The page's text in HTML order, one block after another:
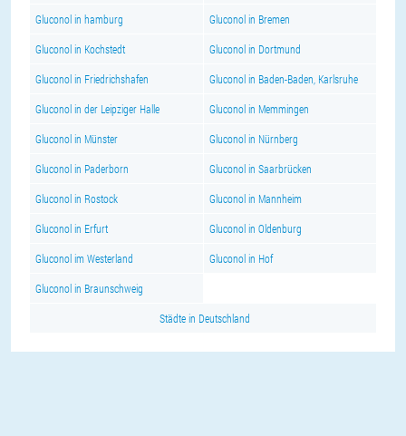
Gluconol in hamburg Gluconol in Bremen
Gluconol in Kochstedt Gluconol in Dortmund
Gluconol in Friedrichshafen Gluconol in Baden-Baden, Karlsruhe
Gluconol in der Leipziger Halle Gluconol in Memmingen
Gluconol in Münster Gluconol in Nürnberg
Gluconol in Paderborn Gluconol in Saarbrücken
Gluconol in Rostock Gluconol in Mannheim
Gluconol in Erfurt Gluconol in Oldenburg
Gluconol im Westerland Gluconol in Hof
Gluconol in Braunschweig
Städte in Deutschland